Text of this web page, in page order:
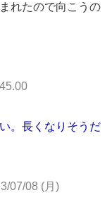
れたので向こうの
。長くなりそうだ
07/08 (月)